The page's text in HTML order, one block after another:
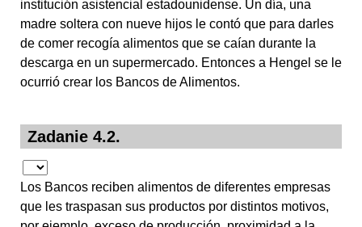
institución asistencial estadounidense. Un día, una
madre soltera con nueve hijos le contó que para darles
de comer recogía alimentos que se caían durante la
descarga en un supermercado. Entonces a Hengel se le
ocurrió crear los Bancos de Alimentos.
Zadanie 4.2.
Los Bancos reciben alimentos de diferentes empresas
que les traspasan sus productos por distintos motivos,